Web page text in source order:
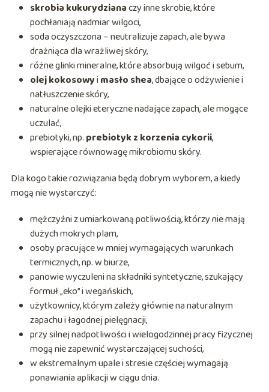
skrobia kukurydzianaczy inne skrobie, które
pochłaniają nadmiar wilgoci,
soda oczyszczona – neutralizuje zapach, ale bywa
drażniąca dla wrażliwej skóry,
różne glinki mineralne, które absorbują wilgoć i sebum,
olej kokosowyi masło shea, dbające o odżywienie i
natłuszczenie skóry,
naturalne olejki eteryczne nadające zapach, ale mogące
uczulać,
prebiotyki, np. prebiotyk z korzenia cykorii,
wspierające równowagę mikrobiomu skóry.
Dla kogo takie rozwiązania będą dobrym wyborem, a kiedy
mogą nie wystarczyć:
mężczyźni z umiarkowaną potliwością, którzy nie mają
dużych mokrych plam,
osoby pracujące w mniej wymagających warunkach
termicznych, np. w biurze,
panowie wyczuleni na składniki syntetyczne, szukający
formuł „eko” i wegańskich,
użytkownicy, którym zależy głównie na naturalnym
zapachu i łagodnej pielęgnacji,
przy silnej nadpotliwości i wielogodzinnej pracy fizycznej
mogą nie zapewnić wystarczającej suchości,
w ekstremalnym upale i stresie częściej wymagają
ponawiania aplikacji w ciągu dnia.